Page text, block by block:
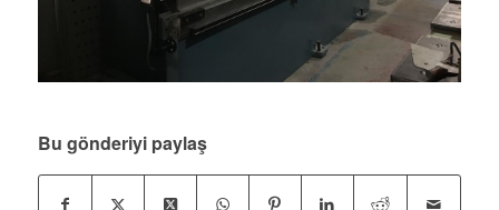
Bu gönderiyi paylaş